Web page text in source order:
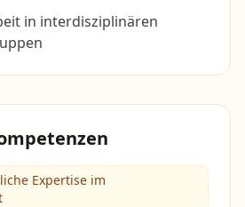
in interdisziplinären
Expertise im